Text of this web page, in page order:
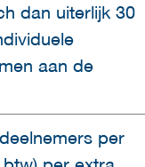
dan uiterlijk 30
aan de
per